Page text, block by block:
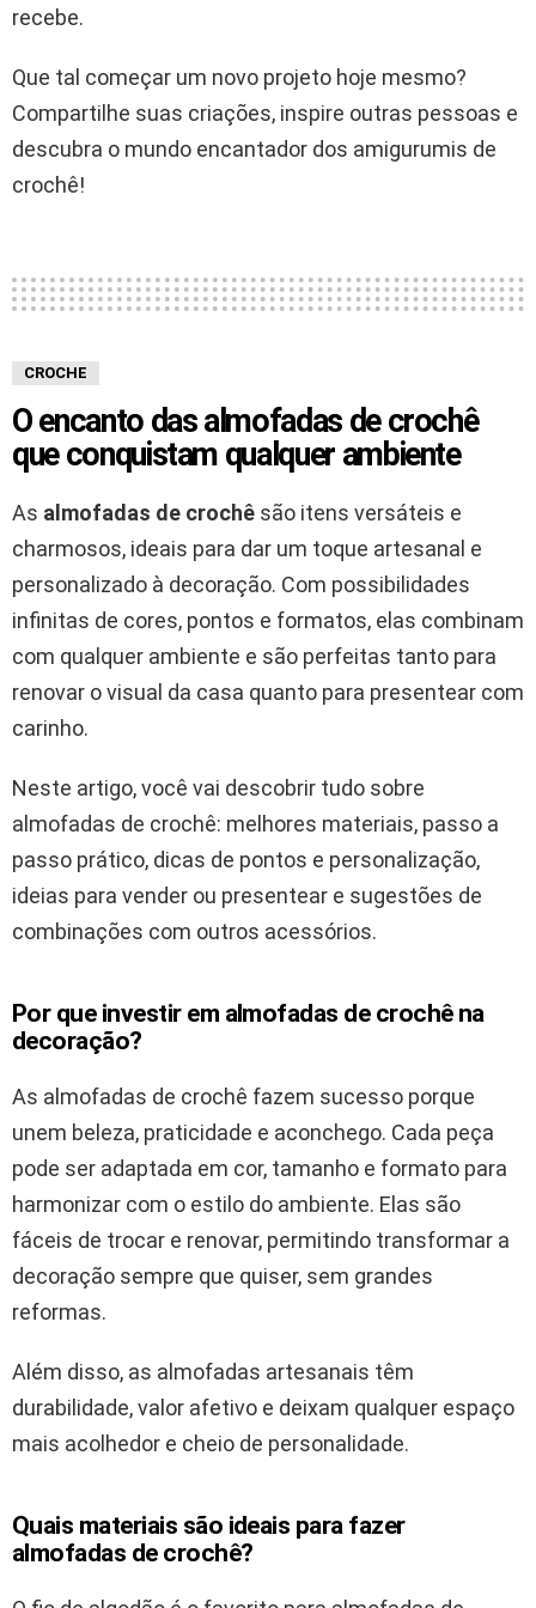
recebe.
Que tal começar um novo projeto hoje mesmo?
Compartilhe suas criações, inspire outras pessoas e
descubra o mundo encantador dos amigurumis de
crochê!
CROCHE
O encanto das almofadas de crochê
que conquistam qualquer ambiente
As almofadas de crochê são itens versáteis e
charmosos, ideais para dar um toque artesanal e
personalizado à decoração. Com possibilidades
infinitas de cores, pontos e formatos, elas combinam
com qualquer ambiente e são perfeitas tanto para
renovar o visual da casa quanto para presentear com
carinho.
Neste artigo, você vai descobrir tudo sobre
almofadas de crochê: melhores materiais, passo a
passo prático, dicas de pontos e personalização,
ideias para vender ou presentear e sugestões de
combinações com outros acessórios.
Por que investir em almofadas de crochê na
decoração?
As almofadas de crochê fazem sucesso porque
unem beleza, praticidade e aconchego. Cada peça
pode ser adaptada em cor, tamanho e formato para
harmonizar com o estilo do ambiente. Elas são
fáceis de trocar e renovar, permitindo transformar a
decoração sempre que quiser, sem grandes
reformas.
Além disso, as almofadas artesanais têm
durabilidade, valor afetivo e deixam qualquer espaço
mais acolhedor e cheio de personalidade.
Quais materiais são ideais para fazer
almofadas de crochê?